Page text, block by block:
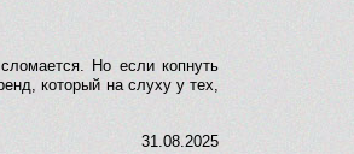
Но если копнуть
который на слуху у тех,
31.08.2025